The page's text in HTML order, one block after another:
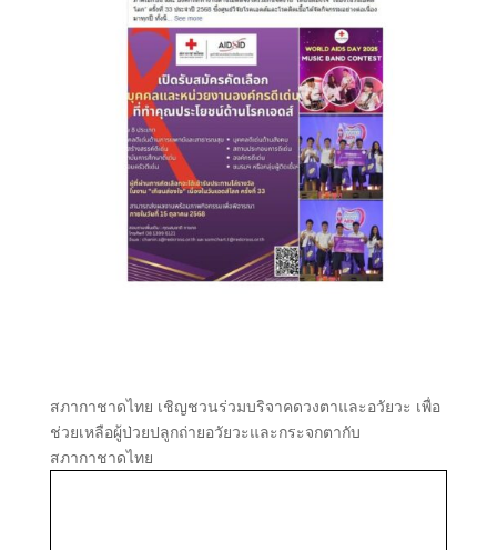
สภากาชาดไทย เชิญชวนร่วมบริจาคดวงตาและอวัยวะ เพื่อ
ช่วยเหลือผู้ป่วยปลูกถ่ายอวัยวะและกระจกตากับ
สภากาชาดไทย